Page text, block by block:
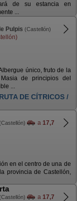
de su estancia en
...
Pulpis (Castellón)
único, fruto de la
de principios del
...
DE CÍTRICOS /
a 17,7
en el centro de una de
provincia de Castellón,
a 17,7